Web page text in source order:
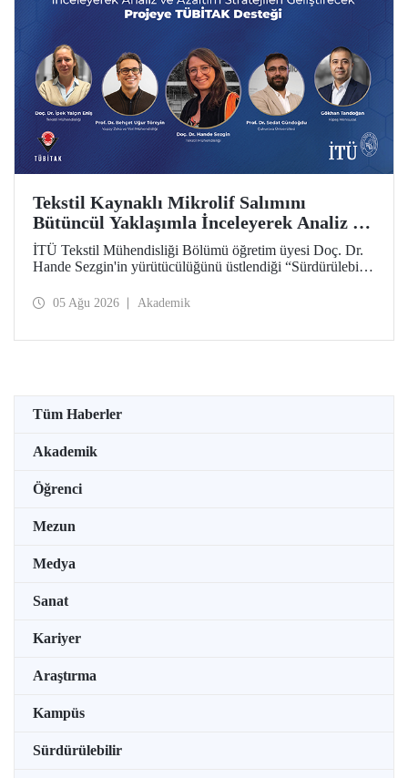
Tekstil Kaynaklı Mikrolif Salımını
Bütüncül Yaklaşımla İnceleyerek Analiz ve
Azaltım Stratejileri Geliştirecek Projeye
TÜBİTAK Desteği
İTÜ Tekstil Mühendisliği Bölümü öğretim üyesi Doç. Dr.
Hande Sezgin'in yürütücülüğünü üstlendiği “Sürdürülebilir
Koşullarına Bağlı Mikrolif Salımı: Aşınma, UV Maruziyeti
05 Ağu 2026 Akademik
Tüm Haberler
Akademik
Öğrenci
Mezun
Medya
Sanat
Kariyer
Araştırma
Kampüs
Sürdürülebilir